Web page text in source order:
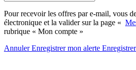
Pour recevoir les offres par e-mail, vous
électronique et la valider sur la page «
rubrique « Mon compte »
AnnulerEnregistrer mon alerte Enregistrer